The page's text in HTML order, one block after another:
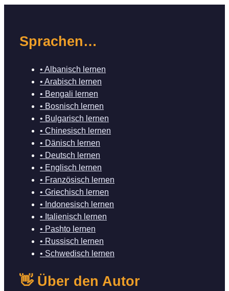
Sprachen…
• Albanisch lernen
• Arabisch lernen
• Bengali lernen
• Bosnisch lernen
• Bulgarisch lernen
• Chinesisch lernen
• Dänisch lernen
• Deutsch lernen
• Englisch lernen
• Französisch lernen
• Griechisch lernen
• Indonesisch lernen
• Italienisch lernen
• Pashto lernen
• Russisch lernen
• Schwedisch lernen
👋 Über den Autor